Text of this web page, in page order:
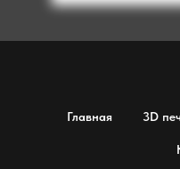
Главная 3D